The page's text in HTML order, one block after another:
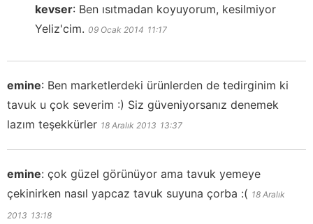
kevser: Ben ısıtmadan koyuyorum, kesilmiyor
Yeliz'cim. 09 Ocak 2014 11:17
emine: Ben marketlerdeki ürünlerden de tedirginim ki
tavuk u çok severim :) Siz güveniyorsanız denemek
lazım teşekkürler 18 Aralık 2013 13:37
emine: çok güzel görünüyor ama tavuk yemeye
çekinirken nasıl yapcaz tavuk suyuna çorba :( 18 Aralık
2013 13:18